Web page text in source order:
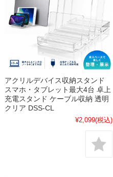
アクリルデバイス収納スタンド
スマホ・タブレット最大4台 卓上
充電スタンド ケーブル収納 透明
クリア DSS-CL
¥2,099(税込)